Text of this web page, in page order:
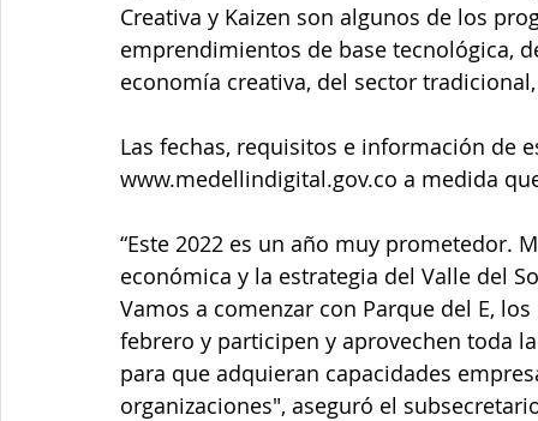
Creativa y Kaizen son algunos de los
emprendimientos de base tecnológica,
economía creativa, del sector
Las fechas, requisitos e información de
www.medellindigital.gov.co a medida
“Este 2022 es un año muy prometedor.
económica y la estrategia del Valle del
Vamos a comenzar con Parque del E,
febrero y participen y aprovechen toda
para que adquieran capacidades
organizaciones", aseguró el